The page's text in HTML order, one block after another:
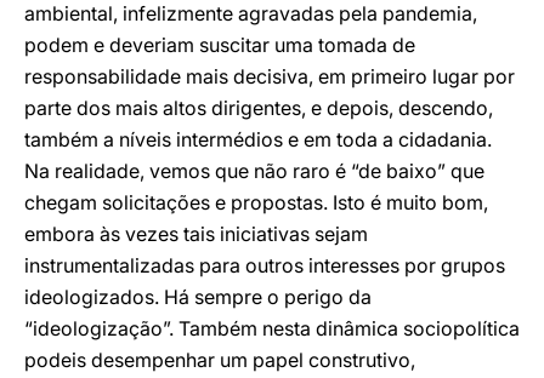
ambiental, infelizmente agravadas pela pandemia,
podem e deveriam suscitar uma tomada de
responsabilidade mais decisiva, em primeiro lugar por
parte dos mais altos dirigentes, e depois, descendo,
também a níveis intermédios e em toda a cidadania.
Na realidade, vemos que não raro é “de baixo” que
chegam solicitações e propostas. Isto é muito bom,
embora às vezes tais iniciativas sejam
instrumentalizadas para outros interesses por grupos
ideologizados. Há sempre o perigo da
“ideologização”. Também nesta dinâmica sociopolítica
podeis desempenhar um papel construtivo,